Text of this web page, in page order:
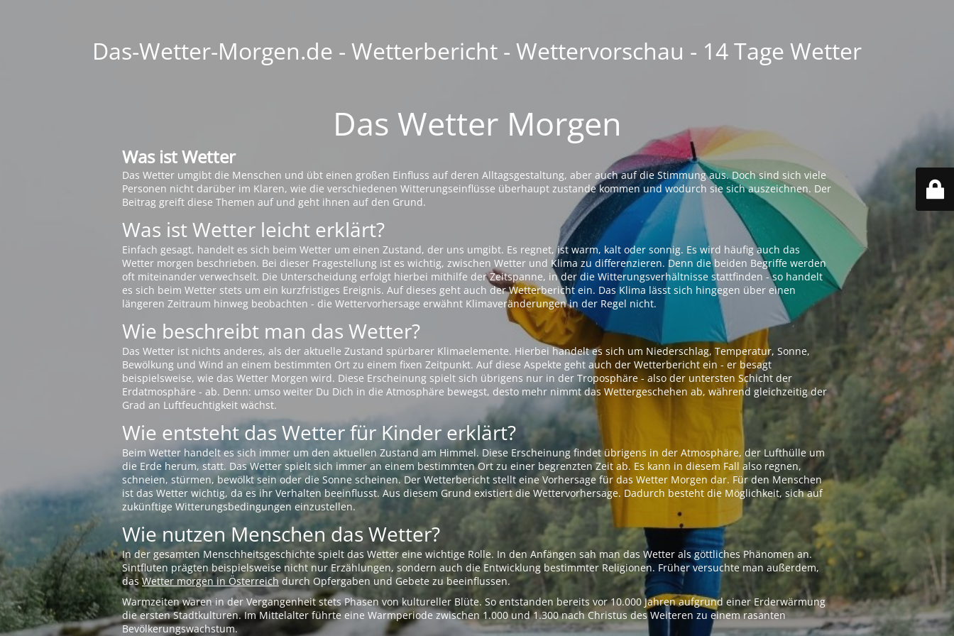
Das-Wetter-Morgen.de - Wetterbericht - Wettervorschau - 14 Tage Wetter
Das Wetter Morgen
Was ist Wetter
Das Wetter umgibt die Menschen und übt einen großen Einfluss auf deren Alltagsgestaltung, aber auch auf die Stimmung aus. Doch sind sich viele
Personen nicht darüber im Klaren, wie die verschiedenen Witterungseinflüsse überhaupt zustande kommen und wodurch sie sich auszeichnen. Der
Beitrag greift diese Themen auf und geht ihnen auf den Grund.
Was ist Wetter leicht erklärt?
Einfach gesagt, handelt es sich beim Wetter um einen Zustand, der uns umgibt. Es regnet, ist warm, kalt oder sonnig. Es wird häufig auch das
Wetter morgen beschrieben. Bei dieser Fragestellung ist es wichtig, zwischen Wetter und Klima zu differenzieren. Denn die beiden Begriffe werden
oft miteinander verwechselt. Die Unterscheidung erfolgt hierbei mithilfe der Zeitspanne, in der die Witterungsverhältnisse stattfinden - so handelt
es sich beim Wetter stets um ein kurzfristiges Ereignis. Auf dieses geht auch der Wetterbericht ein. Das Klima lässt sich hingegen über einen
längeren Zeitraum hinweg beobachten - die Wettervorhersage erwähnt Klimaveränderungen in der Regel nicht.
Wie beschreibt man das Wetter?
Das Wetter ist nichts anderes, als der aktuelle Zustand spürbarer Klimaelemente. Hierbei handelt es sich um Niederschlag, Temperatur, Sonne,
Bewölkung und Wind an einem bestimmten Ort zu einem fixen Zeitpunkt. Auf diese Aspekte geht auch der Wetterbericht ein - er besagt
beispielsweise, wie das Wetter Morgen wird. Diese Erscheinung spielt sich übrigens nur in der Troposphäre - also der untersten Schicht der
Erdatmosphäre - ab. Denn: umso weiter Du Dich in die Atmosphäre bewegst, desto mehr nimmt das Wettergeschehen ab, während gleichzeitig der
Grad an Luftfeuchtigkeit wächst.
Wie entsteht das Wetter für Kinder erklärt?
Beim Wetter handelt es sich immer um den aktuellen Zustand am Himmel. Diese Erscheinung findet übrigens in der Atmosphäre, der Lufthülle um
die Erde herum, statt. Das Wetter spielt sich immer an einem bestimmten Ort zu einer begrenzten Zeit ab. Es kann in diesem Fall also regnen,
schneien, stürmen, bewölkt sein oder die Sonne scheinen. Der Wetterbericht stellt eine Vorhersage für das Wetter Morgen dar. Für den Menschen
ist das Wetter wichtig, da es ihr Verhalten beeinflusst. Aus diesem Grund existiert die Wettervorhersage. Dadurch besteht die Möglichkeit, sich auf
zukünftige Witterungsbedingungen einzustellen.
Wie nutzen Menschen das Wetter?
In der gesamten Menschheitsgeschichte spielt das Wetter eine wichtige Rolle. In den Anfängen sah man das Wetter als göttliches Phänomen an.
Sintfluten prägten beispielsweise nicht nur Erzählungen, sondern auch die Entwicklung bestimmter Religionen. Früher versuchte man außerdem,
dasWetter morgen in Österreichdurch Opfergaben und Gebete zu beeinflussen.
Warmzeiten waren in der Vergangenheit stets Phasen von kultureller Blüte. So entstanden bereits vor 10.000 Jahren aufgrund einer Erderwärmung
die ersten Stadtkulturen. Im Mittelalter führte eine Warmperiode zwischen 1.000 und 1.300 nach Christus des Weiteren zu einem rasanten
Bevölkerungswachstum.